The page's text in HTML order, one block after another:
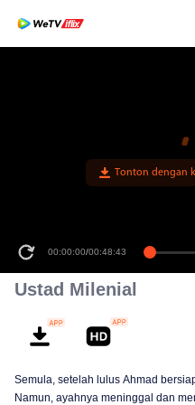
Tonton dengan
00:00:00/00:48:43
Ustad Milenial
Semula, setelah lulus Ahmad
Namun, ayahnya meninggal dan